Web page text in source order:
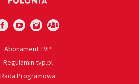
Abonament TVP
Regulamin tvp.pl
Rada Programowa